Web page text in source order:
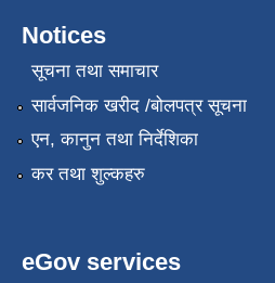
Notices
सूचना तथा समाचार
सार्वजनिक खरीद /बोलपत्र सूचना
एन, कानुन तथा निर्देशिका
कर तथा शुल्कहरु
eGov services